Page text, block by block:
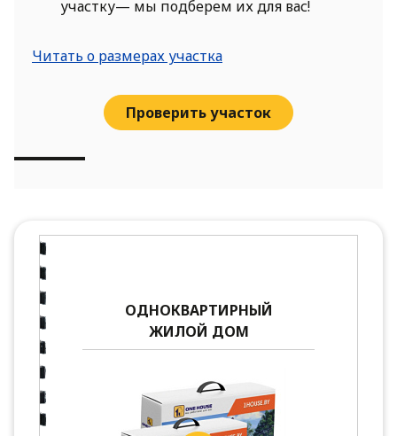
участку— мы подберем их для вас!
Читать о размерах участка
Проверить участок
ОДНОКВАРТИРНЫЙ
ЖИЛОЙ ДОМ